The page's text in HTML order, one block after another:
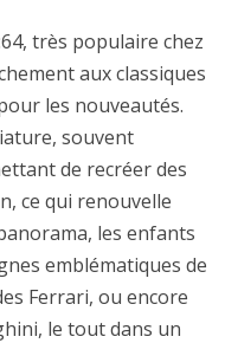
très populaire chez
aux classiques
les nouveautés.
souvent
de recréer des
ce qui renouvelle
les enfants
emblématiques de
Ferrari, ou encore
le tout dans un